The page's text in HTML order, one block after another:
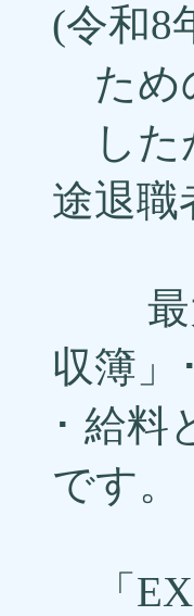
(令和8
ため
した
途退職
最大
収簿」
･ 給料
です。
「